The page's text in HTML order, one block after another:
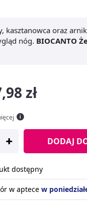
kasztanowca oraz
nóg. BIOCANTO
łagodząco i szybko
zł
DODAJ
dostępny
w aptece w